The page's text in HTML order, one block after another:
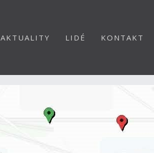
AKTUALITY LIDÉ KONTAKT